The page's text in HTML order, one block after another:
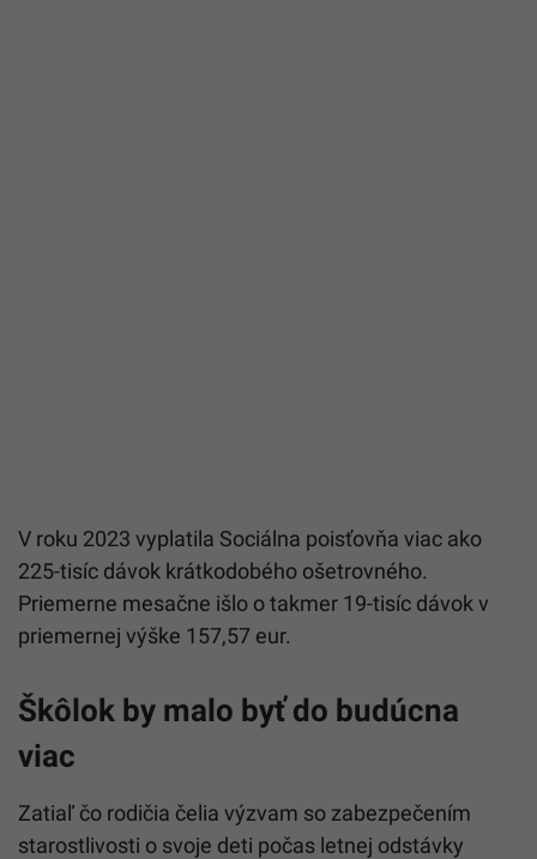
V roku 2023 vyplatila Sociálna poisťovňa viac ako
225-tisíc dávok krátkodobého ošetrovného.
Priemerne mesačne išlo o takmer 19-tisíc dávok v
priemernej výške 157,57 eur.
Škôlok by malo byť do budúcna
viac
Zatiaľ čo rodičia čelia výzvam so zabezpečením
starostlivosti o svoje deti počas letnej odstávky